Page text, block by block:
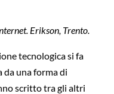
Erikson, Trento.
tecnologica si fa
da una forma di
scritto tra gli altri